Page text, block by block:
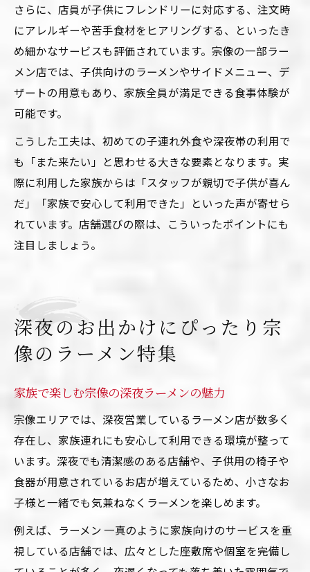
さらに、店員が子供にフレンドリーに対応する、注文時
にアレルギーや苦手食材をヒアリングする、といったき
め細かなサービスも評価されています。宗像の一部ラー
メン店では、子供向けのラーメンやサイドメニュー、デ
ザートの用意もあり、家族全員が満足できる食事体験が
可能です。
こうした工夫は、初めての子連れ外食や深夜帯の利用で
も「また来たい」と思わせる大きな要素となります。実
際に利用した家族からは「スタッフが親切で子供が喜ん
だ」「家族で安心して利用できた」といった声が寄せら
れています。店舗選びの際は、こういったポイントにも
注目しましょう。
深夜のお出かけにぴったり宗
像のラーメン特集
家族で楽しむ宗像の深夜ラーメンの魅力
宗像エリアでは、深夜営業しているラーメン店が数多く
存在し、家族連れにも安心して利用できる環境が整って
います。深夜でも清潔感のある店舗や、子供用の椅子や
食器が用意されているお店が増えているため、小さなお
子様と一緒でも気兼ねなくラーメンを楽しめます。
例えば、ラーメン 一真のように家族向けのサービスを重
視している店舗では、広々とした座敷席や個室を完備し